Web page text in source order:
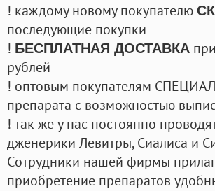
! каждому новому покупателю
последующие покупки
! БЕСПЛАТНАЯ ДОСТАВКА
рублей
! оптовым покупателям
препарата с возможностью
! так же у нас постоянно
дженерики Левитры, Сиалиса и
Cотрудники нашей фирмы
приобретение препаратов